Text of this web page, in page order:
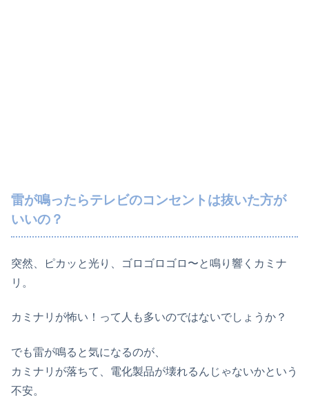
雷が鳴ったらテレビのコンセントは抜いた方が
いいの？
突然、ピカッと光り、ゴロゴロゴロ〜と鳴り響くカミナ
リ。
カミナリが怖い！って人も多いのではないでしょうか？
でも雷が鳴ると気になるのが、
カミナリが落ちて、電化製品が壊れるんじゃないかという
不安。